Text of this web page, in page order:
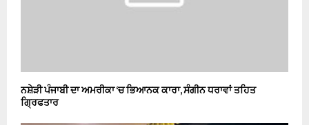
ਨਸ਼ੇੜੀ ਪੰਜਾਬੀ ਦਾ ਅਮਰੀਕਾ ‘ਚ ਭਿਆਨਕ ਕਾਰਾ, ਸੰਗੀਨ ਧਰਾਵਾਂ ਤਹਿਤ
ਗ੍ਰਿਫਤਾਰ